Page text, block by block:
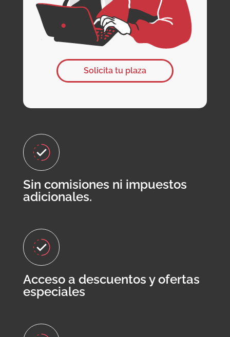
Solicita tu plaza
Sin comisiones ni impuestos
adicionales.
Acceso a descuentos y ofertas
especiales